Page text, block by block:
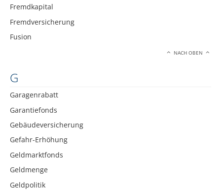
Fremdkapital
Fremdversicherung
Fusion
NACH OBEN
G
Garagenrabatt
Garantiefonds
Gebäudeversicherung
Gefahr-Erhöhung
Geldmarktfonds
Geldmenge
Geldpolitik